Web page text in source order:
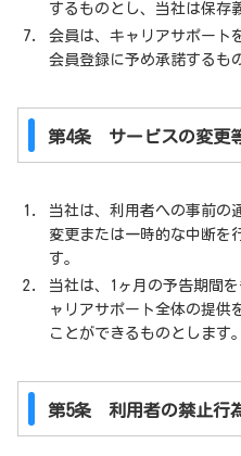
するものとし、当社は保存
会員は、キャリアサポート
会員登録に予め承諾するも
第4条 サービスの変更
当社は、利用者への事前の
変更または一時的な中断を
す。
当社は、1ヶ月の予告期間
ャリアサポート全体の提供
ことができるものとします。
第5条 利用者の禁止行